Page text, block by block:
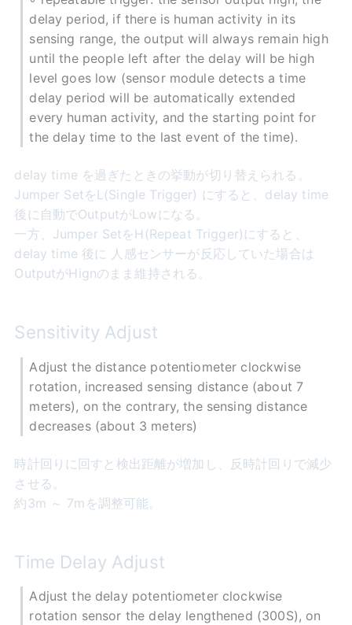
delay period, if there is human activity in its
sensing range, the output will always remain high
until the people left after the delay will be high
level goes low (sensor module detects a time
delay period will be automatically extended
every human activity, and the starting point for
the delay time to the last event of the time).
delay time を過ぎたときの挙動が切り替えられる。
Jumper SetをL(Single Trigger) にすると、delay time
後に自動でOutputがLowになる。
一方、Jumper SetをH(Repeat Trigger)にすると、
delay time 後に 人感センサーが反応していた場合は
OutputがHignのまま維持される。
Sensitivity Adjust
Adjust the distance potentiometer clockwise
rotation, increased sensing distance (about 7
meters), on the contrary, the sensing distance
decreases (about 3 meters)
時計回りに回すと検出距離が増加し、反時計回りで減少
させる。
約3m ～ 7mを調整可能。
Time Delay Adjust
Adjust the delay potentiometer clockwise
rotation sensor the delay lengthened (300S), on